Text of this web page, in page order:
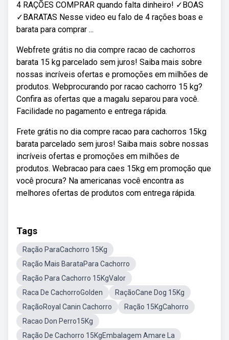
4 RAÇÕES COMPRAR quando falta dinheiro! ✓BOAS
✓BARATAS Nesse video eu falo de 4 rações boas e
barata para comprar ...
Webfrete grátis no dia compre racao de cachorros
barata 15 kg parcelado sem juros! Saiba mais sobre
nossas incríveis ofertas e promoções em milhões de
produtos. Webprocurando por racao cachorro 15 kg?
Confira as ofertas que a magalu separou para você.
Facilidade no pagamento e entrega rápida.
Frete grátis no dia compre racao para cachorros 15kg
barata parcelado sem juros! Saiba mais sobre nossas
incríveis ofertas e promoções em milhões de
produtos. Webracao para caes 15kg em promoção que
você procura? Na americanas você encontra as
melhores ofertas de produtos com entrega rápida.
Tags
Ração ParaCachorro 15Kg
Ração Mais BarataPara Cachorro
Ração Para Cachorro 15KgValor
Raca De CachorroGolden
RaçãoCane Dog 15Kg
RaçãoRoyal Canin Cachorro
Ração 15KgCahorro
Racao Don Perro15Kg
Ração De Cachorro 15KgEmbalagem Amare La